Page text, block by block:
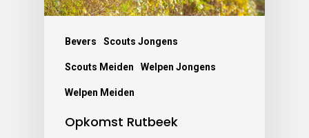
Bevers Scouts Jongens
Scouts Meiden Welpen Jongens
Welpen Meiden
Opkomst Rutbeek